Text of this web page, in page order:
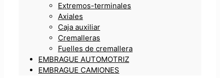
Extremos-terminales
Axiales
Caja auxiliar
Cremalleras
Fuelles de cremallera
EMBRAGUE AUTOMOTRIZ
EMBRAGUE CAMIONES